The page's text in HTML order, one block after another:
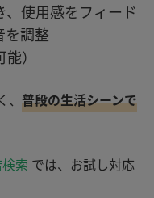
、使用感をフィード
を調整
）
普段の生活シーンで
索 では、お試し対応